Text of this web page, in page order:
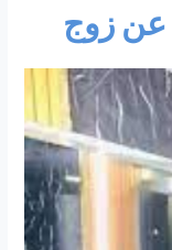
عن زوج